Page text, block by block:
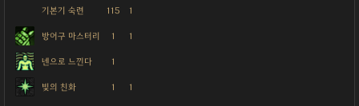
기본기 숙련 115 1
방어구 마스터리 1 1
넨으로 느낀다 1
빛의 친화 1 1